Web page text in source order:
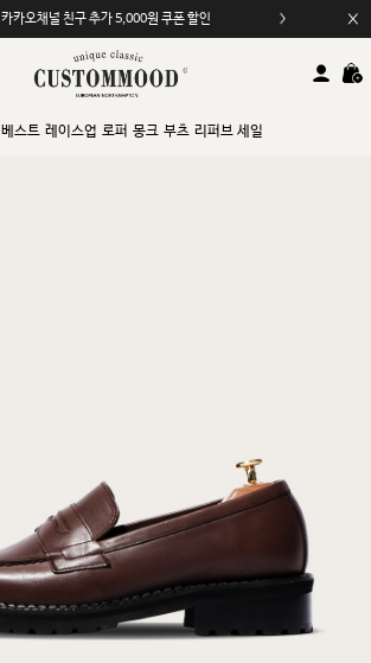
카카오채널 친구 추가 5,000원 쿠폰 할인
모바일 앱 자동 2,000원 할인
베스트 레이스업 로퍼 몽크 부츠 리퍼브 세일